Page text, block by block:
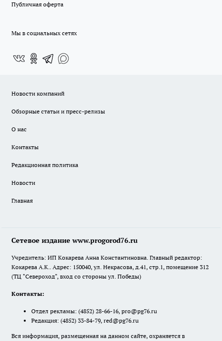
Публичная оферта
Мы в социальных сетях
Новости компаний
Обзорные статьи и пресс-релизы
О нас
Контакты
Редакционная политика
Новости
Главная
Сетевое издание www.progorod76.ru
Учредитель: ИП Кокарева Анна Константиновна. Главный редактор:
Кокарева А.К.. Адрес: 150040, ул. Некрасова, д.41, стр.1, помещение 312
(ТЦ "Североход", вход со стороны ул. Победы)
Контакты:
Отдел рекламы: (4852) 28-66-16, pro@pg76.ru
Редакция: (4852) 33-84-79, red@pg76.ru
Вся информация, размещенная на данном сайте, охраняется в